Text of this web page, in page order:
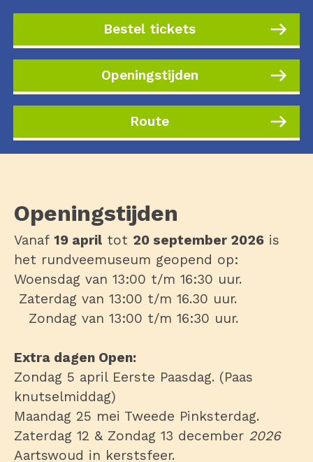
Bestel tickets
Openingstijden
Route
Openingstijden
Vanaf 19 april tot 20 september 2026 is
het rundveemuseum geopend op:
Woensdag van 13:00 t/m 16:30 uur.
Zaterdag van 13:00 t/m 16.30 uur.
Zondag van 13:00 t/m 16:30 uur.
Extra dagen Open:
Zondag 5 april Eerste Paasdag. (Paas
knutselmiddag)
Maandag 25 mei Tweede Pinksterdag.
Zaterdag 12 & Zondag 13 december 2026
Aartswoud in kerstsfeer.